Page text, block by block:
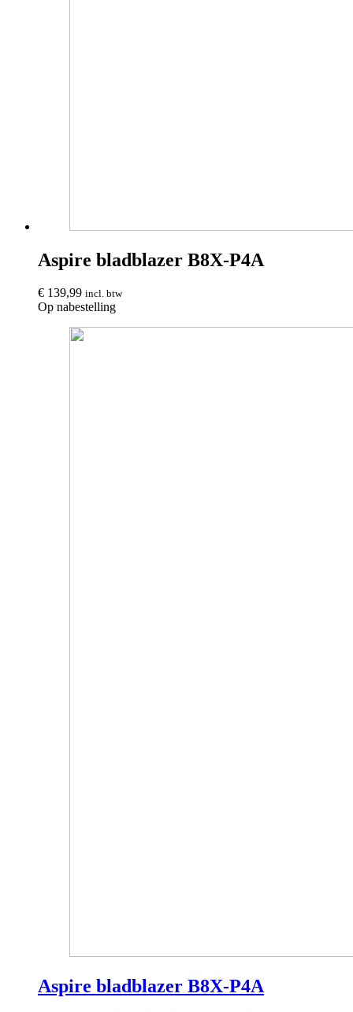
Aspire bladblazer B8X-P4A
€ 139,99 incl. btw
Op nabestelling
Aspire bladblazer B8X-P4A